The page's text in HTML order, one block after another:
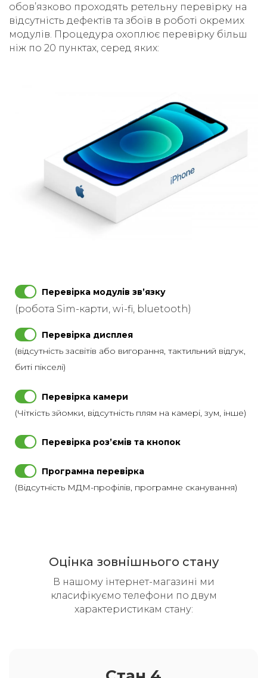
обовʼязково проходять ретельну перевірку на
відсутність дефектів та збоїв в роботі окремих
модулів. Процедура охоплює перевірку більш
ніж по 20 пунктах, серед яких:
Перевірка модулів звʼязку
(робота Sim-карти, wi-fi, bluetooth)
Перевірка дисплея
(відсутність засвітів або вигорання, тактильний відгук,
биті пікселі)
Перевірка камери
(Чіткість зйомки, відсутність плям на камері, зум, інше)
Перевірка розʼємів та кнопок
Програмна перевірка
(Відсутність МДМ-профілів, програмне сканування)
Оцінка зовнішнього стану
В нашому інтернет-магазині ми
класифікуємо телефони по двум
характеристикам стану: